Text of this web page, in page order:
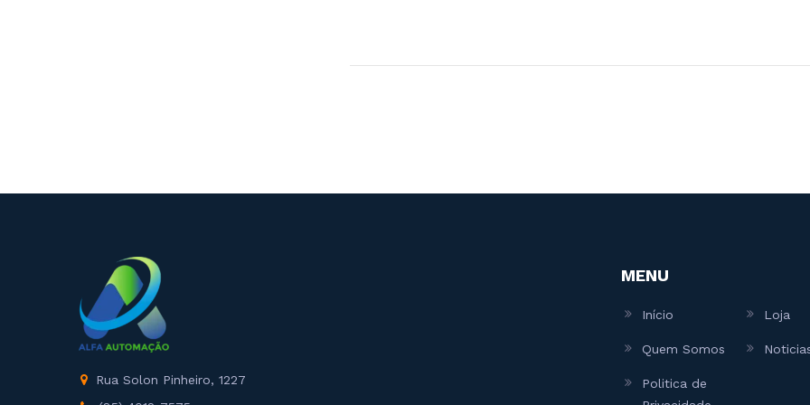
Rua Solon Pinheiro, 1227
MENU
Início Loja
Quem Somos
Politica de